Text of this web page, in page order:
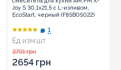
Joy S 30,1х21,5 с L-изливом,
EcoStart, черный (F85B05022)
Ед изм:шт
1
3791 грн
2654 грн